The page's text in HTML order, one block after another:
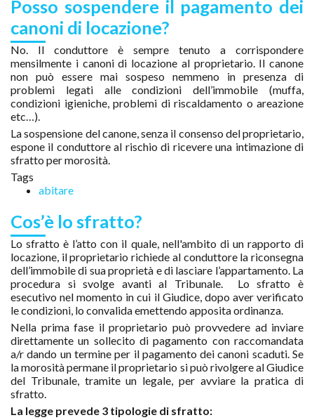
Posso sospendere il pagamento dei
canoni di locazione?
No. Il conduttore è sempre tenuto a corrispondere
mensilmente i canoni di locazione al proprietario. Il canone
non può essere mai sospeso nemmeno in presenza di
problemi legati alle condizioni dell’immobile (muffa,
condizioni igieniche, problemi di riscaldamento o areazione
etc…).
La sospensione del canone, senza il consenso del proprietario,
espone il conduttore al rischio di ricevere una intimazione di
sfratto per morosità.
Tags
abitare
Cos’è lo sfratto?
Lo sfratto è l’atto con il quale, nell'ambito di un rapporto di
locazione, il proprietario richiede al conduttore la riconsegna
dell’immobile di sua proprietà e di lasciare l’appartamento. La
procedura si svolge avanti al Tribunale. Lo sfratto è
esecutivo nel momento in cui il Giudice, dopo aver verificato
le condizioni, lo convalida emettendo apposita ordinanza.
Nella prima fase il proprietario può provvedere ad inviare
direttamente un sollecito di pagamento con raccomandata
a/r dando un termine per il pagamento dei canoni scaduti. Se
la morosità permane il proprietario si può rivolgere al Giudice
del Tribunale, tramite un legale, per avviare la pratica di
sfratto.
La legge prevede 3 tipologie di sfratto: